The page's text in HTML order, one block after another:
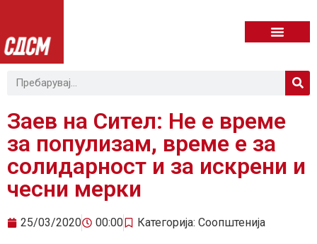
Заев на Сител: Не е време
за популизам, време е за
солидарност и за искрени и
чесни мерки
25/03/2020 00:00 Категорија: Соопштенија